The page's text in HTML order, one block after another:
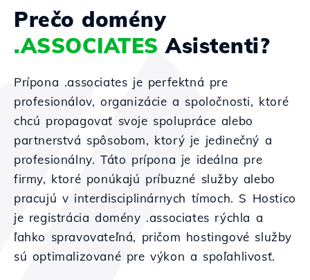
Prečo domény
.ASSOCIATES Asistenti?
Prípona .associates je perfektná pre
profesionálov, organizácie a spoločnosti, ktoré
chcú propagovať svoje spolupráce alebo
partnerstvá spôsobom, ktorý je jedinečný a
profesionálny. Táto prípona je ideálna pre
firmy, ktoré ponúkajú príbuzné služby alebo
pracujú v interdisciplinárnych tímoch. S Hostico
je registrácia domény .associates rýchla a
ľahko spravovateľná, pričom hostingové služby
sú optimalizované pre výkon a spoľahlivosť.